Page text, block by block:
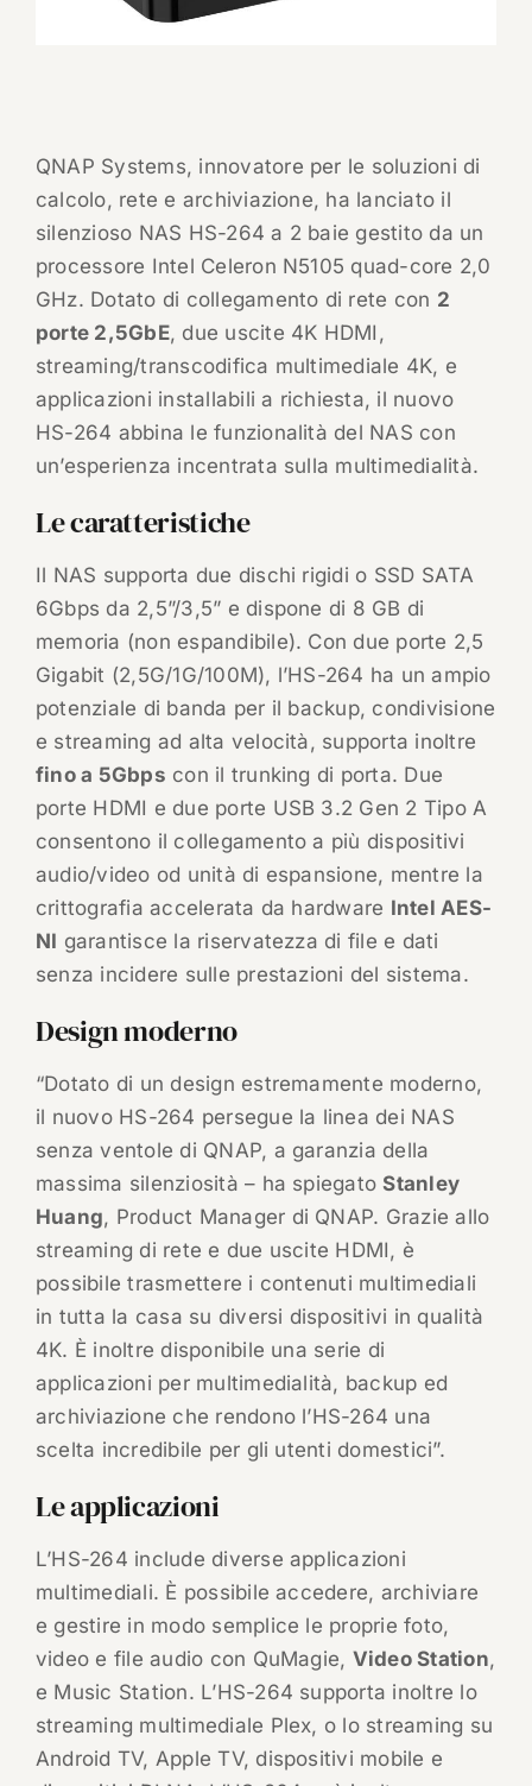
QNAP Systems, innovatore per le soluzioni di
calcolo, rete e archiviazione, ha lanciato il
silenzioso NAS HS-264 a 2 baie gestito da un
processore Intel Celeron N5105 quad-core 2,0
GHz. Dotato di collegamento di rete con 2
porte 2,5GbE, due uscite 4K HDMI,
streaming/transcodifica multimediale 4K, e
applicazioni installabili a richiesta, il nuovo
HS-264 abbina le funzionalità del NAS con
un’esperienza incentrata sulla multimedialità.
Le caratteristiche
Il NAS supporta due dischi rigidi o SSD SATA
6Gbps da 2,5”/3,5” e dispone di 8 GB di
memoria (non espandibile). Con due porte 2,5
Gigabit (2,5G/1G/100M), l’HS-264 ha un ampio
potenziale di banda per il backup, condivisione
e streaming ad alta velocità, supporta inoltre
fino a 5Gbps con il trunking di porta. Due
porte HDMI e due porte USB 3.2 Gen 2 Tipo A
consentono il collegamento a più dispositivi
audio/video od unità di espansione, mentre la
crittografia accelerata da hardware Intel AES-
NI garantisce la riservatezza di file e dati
senza incidere sulle prestazioni del sistema.
Design moderno
“Dotato di un design estremamente moderno,
il nuovo HS-264 persegue la linea dei NAS
senza ventole di QNAP, a garanzia della
massima silenziosità – ha spiegatoStanley
Huang, Product Manager di QNAP. Grazie allo
streaming di rete e due uscite HDMI, è
possibile trasmettere i contenuti multimediali
in tutta la casa su diversi dispositivi in qualità
4K. È inoltre disponibile una serie di
applicazioni per multimedialità, backup ed
archiviazione che rendono l’HS-264 una
scelta incredibile per gli utenti domestici”.
Le applicazioni
L’HS-264 include diverse applicazioni
multimediali. È possibile accedere, archiviare
e gestire in modo semplice le proprie foto,
video e file audio con QuMagie, Video Station,
e Music Station. L’HS-264 supporta inoltre lo
streaming multimediale Plex, o lo streaming su
Android TV, Apple TV, dispositivi mobile e